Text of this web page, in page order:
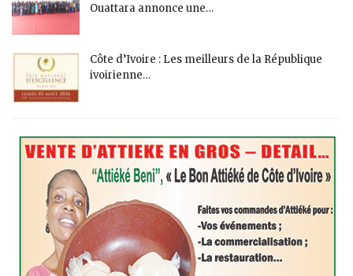
Ouattara annonce une…
Côte d’Ivoire : Les meilleurs de la République
ivoirienne…